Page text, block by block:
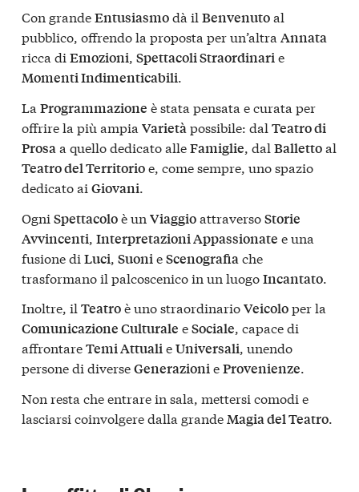
Con grandeEntusiasmodà il Benvenutoal
pubblico, offrendo la proposta per un’altra Annata
ricca di Emozioni, Spettacoli Straordinarie
Momenti Indimenticabili.
La Programmazione è stata pensata e curata per
offrire la più ampia Varietàpossibile: dal Teatro di
Prosaa quello dedicato alleFamiglie, dal Ballettoal
Teatro del Territorioe, come sempre, uno spazio
dedicato ai Giovani.
Ogni Spettacoloè un ViaggioattraversoStorie
Avvincenti, Interpretazioni Appassionate e una
fusione di Luci, SuonieScenografiache
trasformano il palcoscenico in un luogoIncantato.
Inoltre, il Teatroè uno straordinarioVeicoloper la
Comunicazione Culturale eSociale, capace di
affrontareTemi AttualieUniversali, unendo
persone di diverseGenerazionieProvenienze.
Non resta che entrare in sala, mettersi comodi e
lasciarsi coinvolgere dalla grandeMagia del Teatro.